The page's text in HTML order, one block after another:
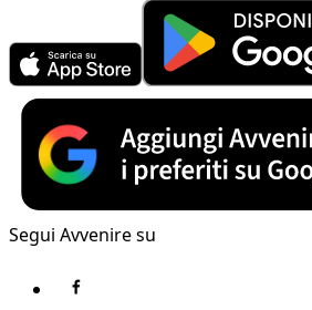
Segui Avvenire su